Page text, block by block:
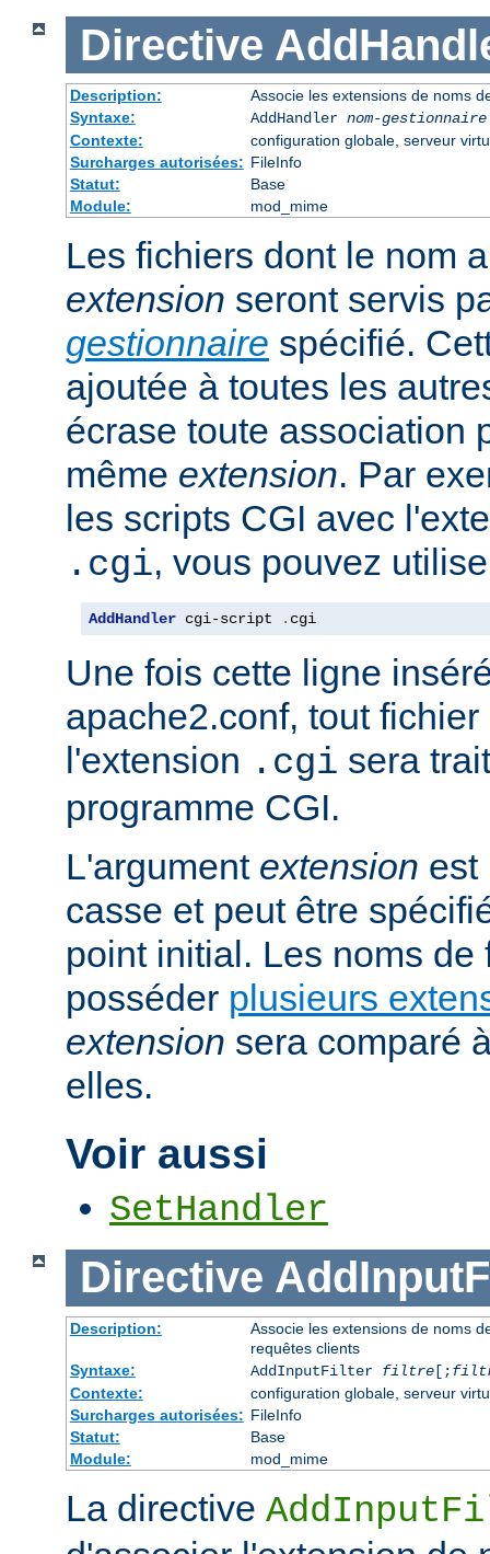
Directive
Description:
Associe les extensions de noms
Syntaxe:
AddHandler nom-gestionnaire
Contexte:
configuration globale, serveur
Surcharges autorisées: FileInfo
Statut:
Base
Module:
mod_mime
Les fichiers dont le nom
extension seront servis
gestionnaire spécifié.
ajoutée à toutes les
écrase toute association
même extension. Par
les scripts CGI avec
.cgi, vous pouvez
AddHandler cgi-script . cgi
Une fois cette ligne
apache2.conf, tout
l'extension .cgi sera
programme CGI.
L'argument extension est
casse et peut être
point initial. Les noms de
posséder plusieurs
extension sera comparé
elles.
Voir aussi
SetHandler
Directive
Description:
Associe les extensions de noms
requêtes clients
Syntaxe:
AddInputFilter filtre[;
Contexte:
configuration globale, serveur
Surcharges autorisées: FileInfo
Statut:
Base
Module:
mod_mime
La directive